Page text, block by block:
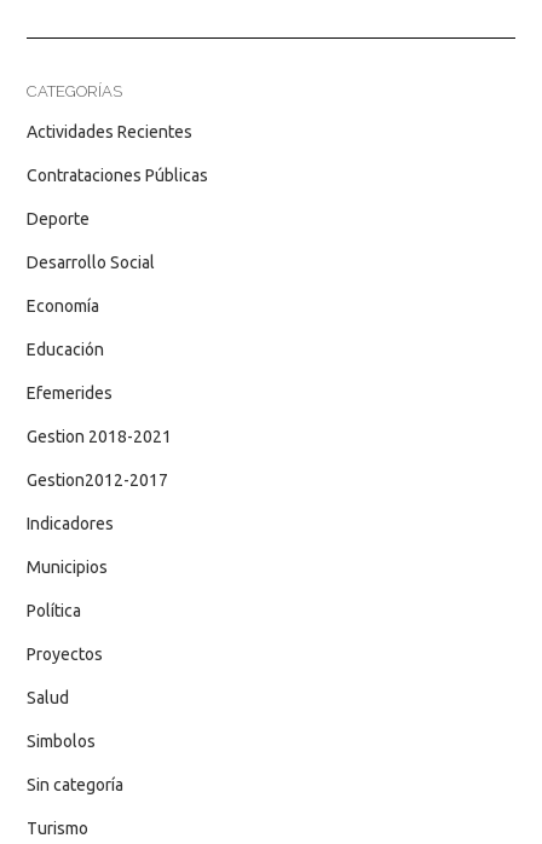
CATEGORÍAS
Actividades Recientes
Contrataciones Públicas
Deporte
Desarrollo Social
Economía
Educación
Efemerides
Gestion 2018-2021
Gestion2012-2017
Indicadores
Municipios
Política
Proyectos
Salud
Simbolos
Sin categoría
Turismo